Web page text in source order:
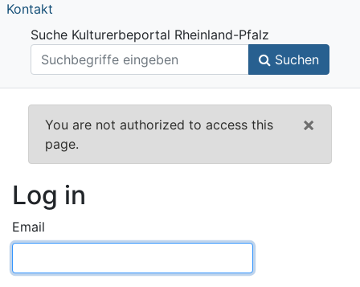
Kontakt
Suche Kulturerbeportal Rheinland-Pfalz
Suchen
×
You are not authorized to access this
page.
Log in
Email